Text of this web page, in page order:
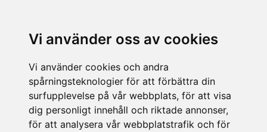
Vi använder oss av cookies
Vi använder cookies och andra
spårningsteknologier för att förbättra din
surfupplevelse på vår webbplats, för att visa
dig personligt innehåll och riktade annonser,
för att analysera vår webbplatstrafik och för